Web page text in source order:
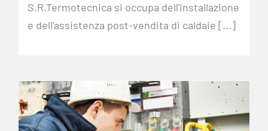
S.R.Termotecnica si occupa dell'installazione
e dell'assistenza post-vendita di caldaie [...]